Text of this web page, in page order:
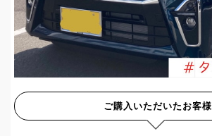
ご購入いただいたお客様